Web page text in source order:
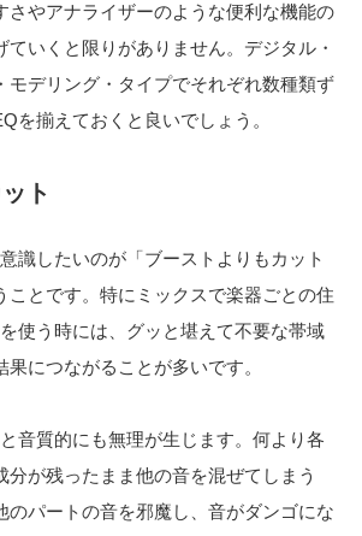
さやアナライザーのような便利な機能の
ていくと限りがありません。デジタル・
モデリング・タイプでそれぞれ数種類ず
を揃えておくと良いでしょう。
ト
識したいのが「ブーストよりもカット
ことです。特にミックスで楽器ごとの住
使う時には、グッと堪えて不要な帯域
果につながることが多いです。
音質的にも無理が生じます。何より各
分が残ったまま他の音を混ぜてしまう
のパートの音を邪魔し、音がダンゴにな